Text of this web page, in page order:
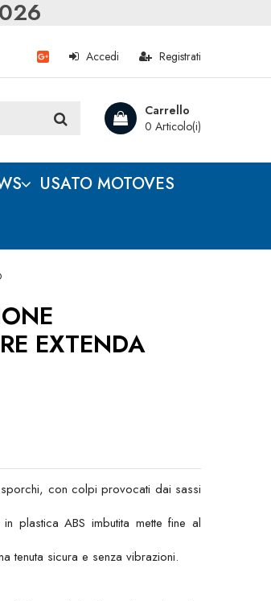
Registrati
Accedi
Carrello
0 Articolo(i)
USATO MOTOVES
EXTENDA
con colpi provocati dai sassi
plastica ABS imbutita mette fine al
tenuta sicura e senza vibrazioni.